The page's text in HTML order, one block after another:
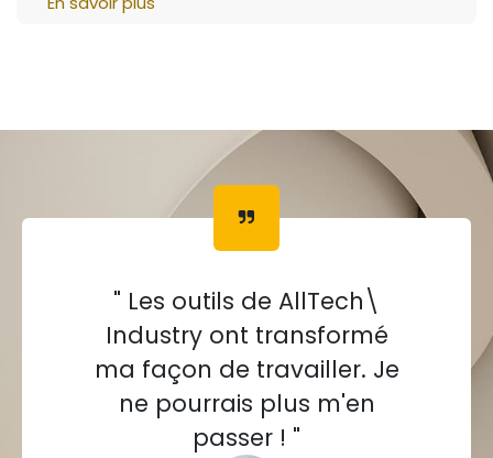
" Les outils de AllTech\
Industry ont transformé
ma façon de travailler. Je
ne pourrais plus m'en
passer ! "